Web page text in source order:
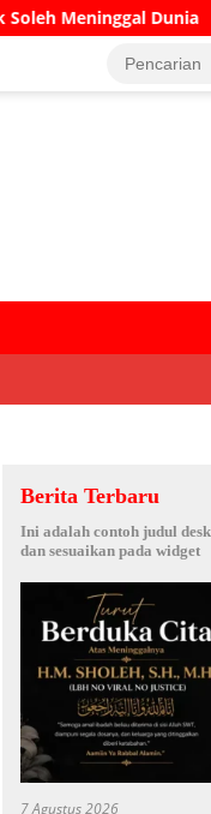
UNUGIRI
Berita Terbaru
Ini adalah contoh judul
dan sesuaikan pada widget
7 Agustus 2026